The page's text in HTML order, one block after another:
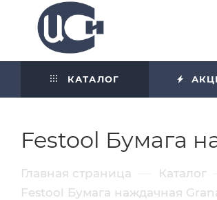
КАТАЛОГ
Festool Бумага
Главная страница Каталог
Festool Бумага наждачная